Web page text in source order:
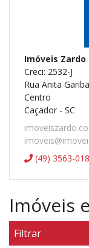
Imóveis Zardo
Creci: 2532-J
Rua Anita
Centro
Caçador - SC
(49) 3563-
Imóveis
Filtrar